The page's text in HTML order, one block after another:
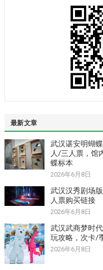
最新文章
武汉谌安明蝴
人/三人票，馆
蝶标本
2026年6月8日
武汉汉秀剧场
人票购买链接
2026年6月8日
武汉武商梦时
玩攻略，次卡/
2026年6月8日